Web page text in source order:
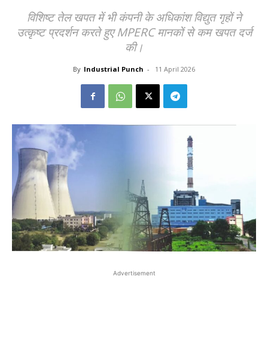
विशिष्ट तेल खपत में भी कंपनी के अधिकांश विद्युत गृहों ने
उत्कृष्ट प्रदर्शन करते हुए MPERC मानकों से कम खपत दर्ज
की।
By Industrial Punch - 11 April 2026
Advertisement